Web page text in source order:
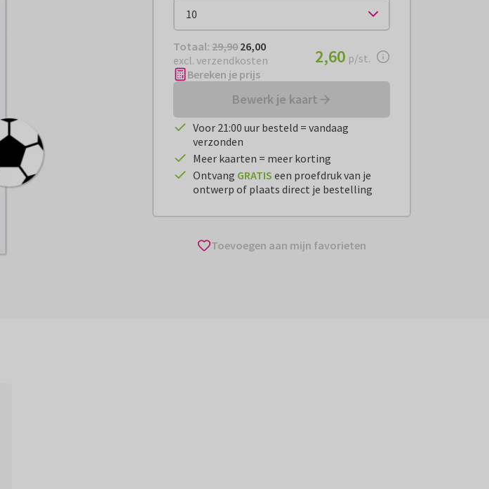
Totaal: € 26,00
Totaal: 29,90 26,00
excl. verzendkosten
€ 2,60per stuk
2,60 p/st.
Bereken je prijs
Bewerk je kaart
Voor 21:00 uur besteld = vandaag
verzonden
Meer kaarten = meer korting
Ontvang GRATIS een proefdruk van je
ontwerp of plaats direct je bestelling
Toevoegen aan mijn favorieten